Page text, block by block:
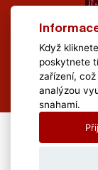
All Rights
Když
poskytnete
zařízení,
analýzou
snahami.